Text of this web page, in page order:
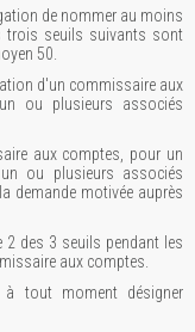
de nommer au moins
trois seuils suivants sont
50.
d'un commissaire aux
ou plusieurs associés
aux comptes, pour un
ou plusieurs associés
demande motivée auprès
des 3 seuils pendant les
aux comptes.
à tout moment désigner